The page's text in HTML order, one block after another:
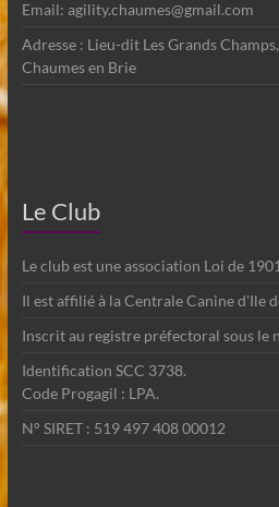
Email: agility.chaumes@gmail.com
Adresse : Lieu-dit Les Grands
Chaumes en Brie
Le Club
Le club est une association Loi de 1901
Il est affilié à la Centrale Canine d'Ile
Inscrit au registre préfectoral sous le
Identification SCC 3738.
Code Progagil : LPA.
N° SIRET : 519 497 408 00012